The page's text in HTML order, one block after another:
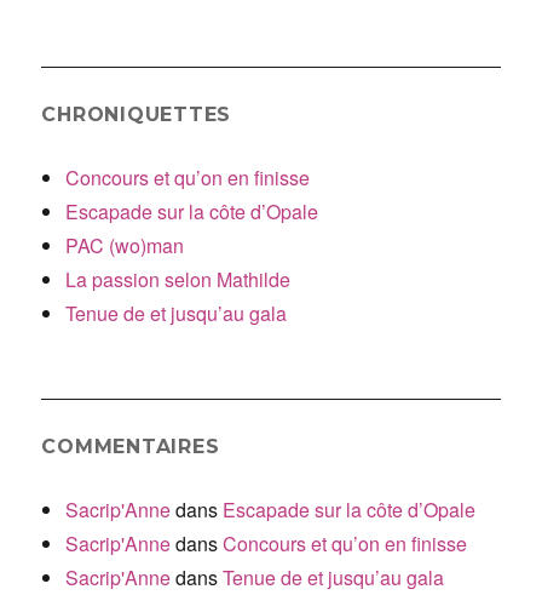
CHRONIQUETTES
Concours et qu’on en finisse
Escapade sur la côte d’Opale
PAC (wo)man
La passion selon Mathilde
Tenue de et jusqu’au gala
COMMENTAIRES
Sacrip'Annedans Escapade sur la côte d’Opale
Sacrip'AnnedansConcours et qu’on en finisse
Sacrip'AnnedansTenue de et jusqu’au gala